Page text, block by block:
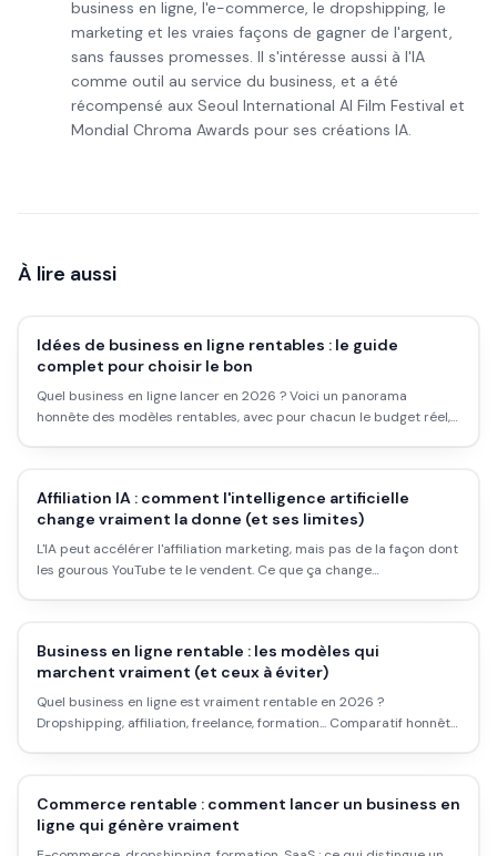
business en ligne, l'e-commerce, le dropshipping, le
marketing et les vraies façons de gagner de l'argent,
sans fausses promesses. Il s'intéresse aussi à l'IA
comme outil au service du business, et a été
récompensé aux Seoul International AI Film Festival et
Mondial Chroma Awards pour ses créations IA.
À lire aussi
Idées de business en ligne rentables : le guide
complet pour choisir le bon
Quel business en ligne lancer en 2026 ? Voici un panorama
honnête des modèles rentables, avec pour chacun le budget réel,
Affiliation IA : comment l'intelligence artificielle
change vraiment la donne (et ses limites)
L'IA peut accélérer l'affiliation marketing, mais pas de la façon dont
les gourous YouTube te le vendent. Ce que ça change
Business en ligne rentable : les modèles qui
marchent vraiment (et ceux à éviter)
Quel business en ligne est vraiment rentable en 2026 ?
Dropshipping, affiliation, freelance, formation... Comparatif honnête
Commerce rentable : comment lancer un business en
ligne qui génère vraiment